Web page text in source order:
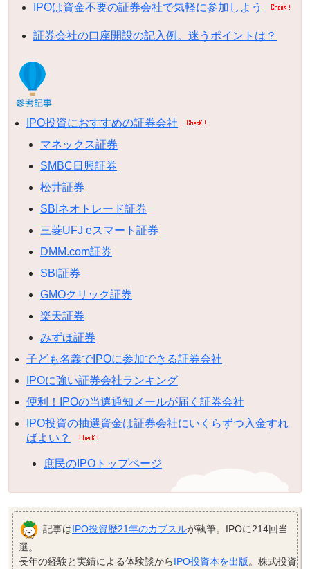
IPOは資金不要の証券会社で気軽に参加しよう
証券会社の口座開設の記入例。迷うポイントは？
IPO投資におすすめの証券会社
マネックス証券
SMBC日興証券
松井証券
SBIネオトレード証券
三菱UFJ eスマート証券
DMM.com証券
SBI証券
GMOクリック証券
楽天証券
みずほ証券
子ども名義でIPOに参加できる証券会社
IPOに強い証券会社ランキング
便利！IPOの当選通知メールが届く証券会社
IPO投資の抽選資金は証券会社にいくらずつ入金すれ
ばよい？
庶民のIPOトップページ
記事はIPO投資歴21年のカブスルが執筆。IPOに214回当
選。
長年の経験と実績による体験談からIPO投資本を出版。株式投資